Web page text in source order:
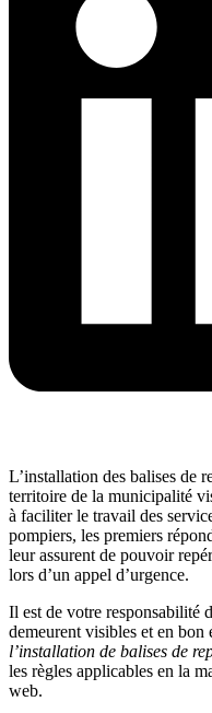
L’installation des balises de
territoire de la municipalité
à faciliter le travail des
pompiers, les premiers
leur assurent de pouvoir
lors d’un appel d’urgence.
Il est de votre responsabilité
demeurent visibles et en bon
l’installation de balises de
les règles applicables en la
web.